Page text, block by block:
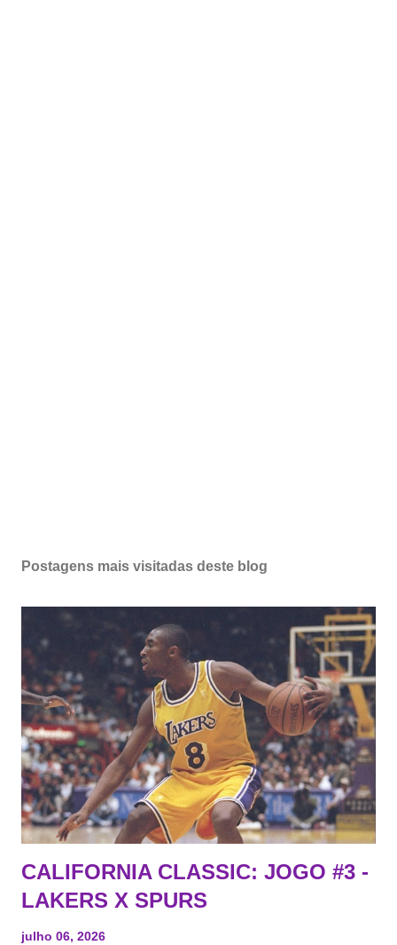
Postagens mais visitadas deste blog
CALIFORNIA CLASSIC: JOGO #3 -
LAKERS X SPURS
julho 06, 2026